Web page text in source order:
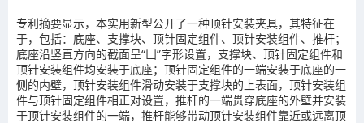
专利摘要显示，本实用新型公开了一种顶针安装夹具，其特征在
于，包括：底座、支撑块、顶针固定组件、顶针安装组件、推杆；
底座沿竖直方向的截面呈“凵”字形设置，支撑块、顶针固定组件和
顶针安装组件均安装于底座；顶针固定组件的一端安装于底座的一
侧的内壁，顶针安装组件滑动安装于支撑块的上表面，顶针安装组
件与顶针固定组件相正对设置，推杆的一端贯穿底座的外壁并安装
于顶针安装组件的一端，推杆能够带动顶针安装组件靠近或远离顶